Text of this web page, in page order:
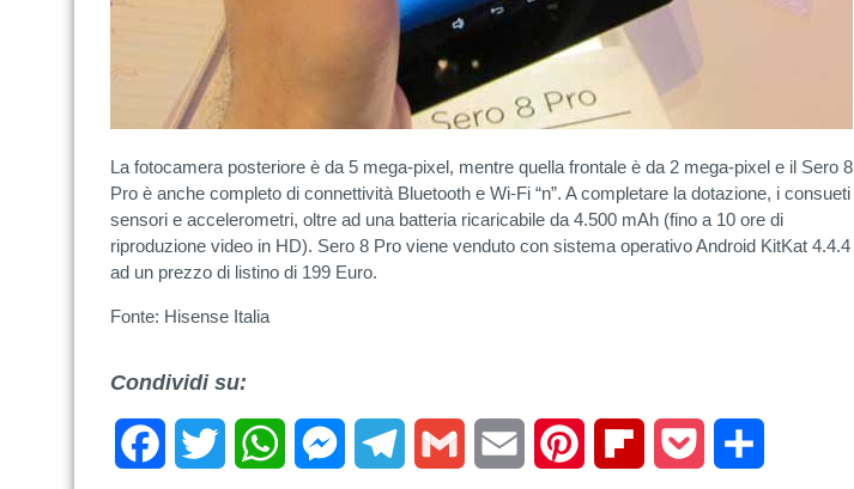
La fotocamera posteriore è da 5 mega-pixel, mentre quella frontale è da 2 mega-pixel e il Sero 8
Pro è anche completo di connettività Bluetooth e Wi-Fi “n”. A completare la dotazione, i consueti
sensori e accelerometri, oltre ad una batteria ricaricabile da 4.500 mAh (fino a 10 ore di
riproduzione video in HD). Sero 8 Pro viene venduto con sistema operativo Android KitKat 4.4.4
ad un prezzo di listino di 199 Euro.
Fonte: Hisense Italia
Condividi su:
FacebookTwitter WhatsAppMessengerTelegramGmail Email Pinterest FlipboardPocket